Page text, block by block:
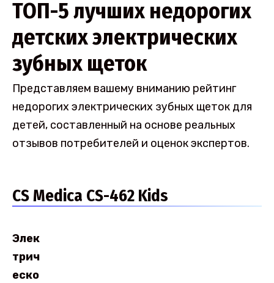
ТОП-5 лучших недорогих
детских электрических
зубных щеток
Представляем вашему вниманию рейтинг
недорогих электрических зубных щеток для
детей, составленный на основе реальных
отзывов потребителей и оценок экспертов.
CS Medica CS-462 Kids
Элек
трич
еско